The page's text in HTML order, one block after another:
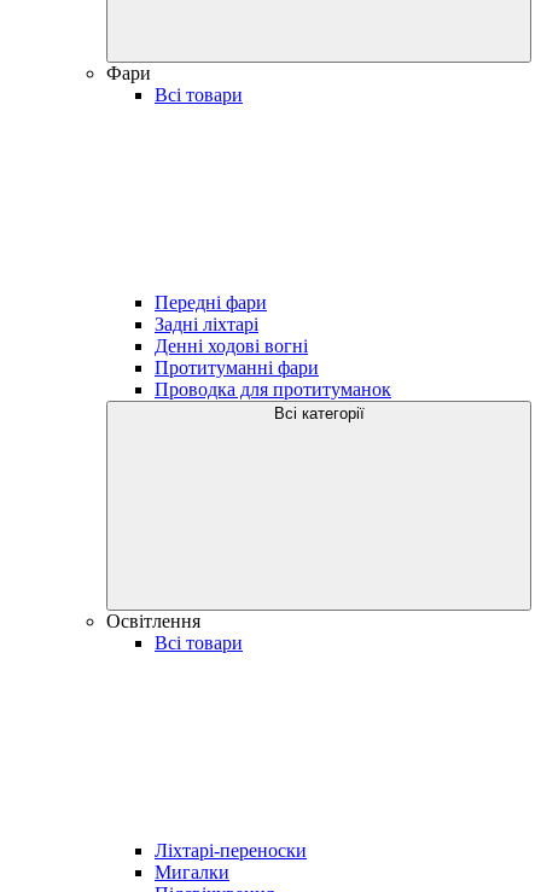
Фари
Всі товари
Передні фари
Задні ліхтарі
Денні ходові вогні
Протитуманні фари
Проводка для протитуманок
Всі категорії
Освітлення
Всі товари
Ліхтарі-переноски
Мигалки